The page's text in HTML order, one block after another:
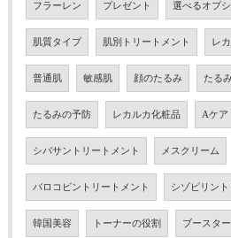
フラーレン プレゼント 選べるオプ
肌質タイプ 肌別トリートメント レ
普通肌 敏感肌 顔のたるみ たる
たるみの予防 レカルカ化粧品 Aケア
シバサントリートメント メスクリーム
バロコビントリートメント シゾピリント
韓国美容 トーナーの役割 ブースター